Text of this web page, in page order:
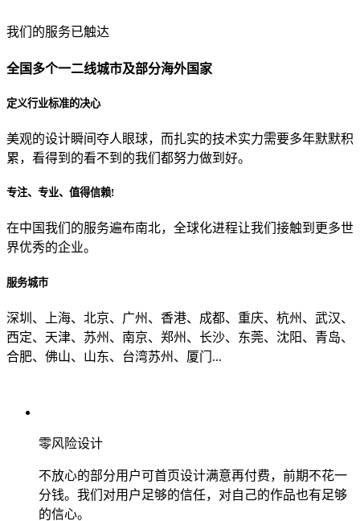
贵公司预算范围是？
贵公司的团队规模是？
目前主要的营销渠道是？
我们的服务已触达
全国多个一二线城市及部分海外国家
定义行业标准的决心
美观的设计瞬间夺人眼球，而扎实的技术实力需要多年默默积
累，看得到的看不到的我们都努力做到好。
专注、专业、值得信赖!
在中国我们的服务遍布南北，全球化进程让我们接触到更多世
界优秀的企业。
服务城市
深圳、上海、北京、广州、香港、成都、重庆、杭州、武汉、
西定、天津、苏州、南京、郑州、长沙、东莞、沈阳、青岛、
合肥、佛山、山东、台湾苏州、厦门...
零风险设计
不放心的部分用户可首页设计满意再付费，前期不花一
分钱。我们对用户足够的信任，对自己的作品也有足够
的信心。